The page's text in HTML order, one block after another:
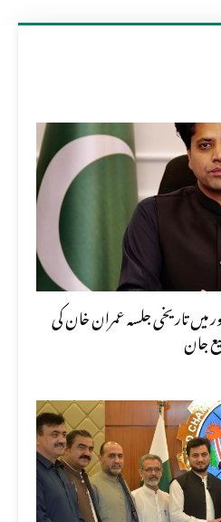
میں تاریخی جلسہ عمران خان کی
جان